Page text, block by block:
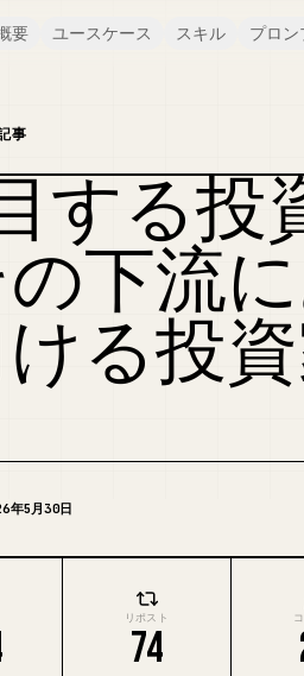
要 ユースケース スキル プロン
事
目する
下流に
る投
5月30日
リポスト
74